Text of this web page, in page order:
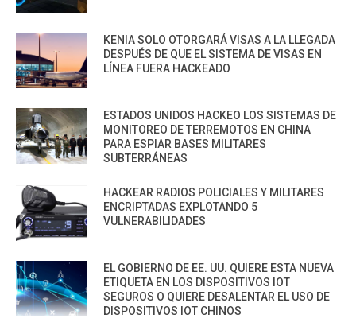
KENIA SOLO OTORGARÁ VISAS A LA LLEGADA
DESPUÉS DE QUE EL SISTEMA DE VISAS EN
LÍNEA FUERA HACKEADO
ESTADOS UNIDOS HACKEO LOS SISTEMAS DE
MONITOREO DE TERREMOTOS EN CHINA
PARA ESPIAR BASES MILITARES
SUBTERRÁNEAS
HACKEAR RADIOS POLICIALES Y MILITARES
ENCRIPTADAS EXPLOTANDO 5
VULNERABILIDADES
EL GOBIERNO DE EE. UU. QUIERE ESTA NUEVA
ETIQUETA EN LOS DISPOSITIVOS IOT
SEGUROS O QUIERE DESALENTAR EL USO DE
DISPOSITIVOS IOT CHINOS